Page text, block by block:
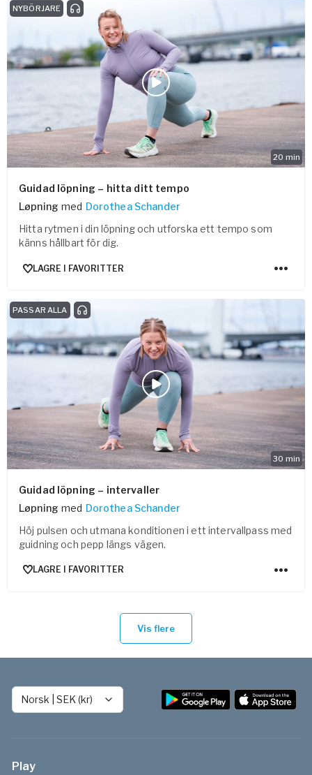
20 min
NYBÖRJARE
Guidad löpning – hitta ditt tempo
Løpning med Dorothea Schander
Hitta rytmen i din löpning och utforska ett tempo som
känns hållbart för dig.
LAGRE I FAVORITTER
30 min
PASSAR ALLA
Guidad löpning – intervaller
Løpning med Dorothea Schander
Höj pulsen och utmana konditionen i ett intervallpass med
guidning och pepp längs vägen.
LAGRE I FAVORITTER
Vis flere
Norsk SEK (kr)
Play